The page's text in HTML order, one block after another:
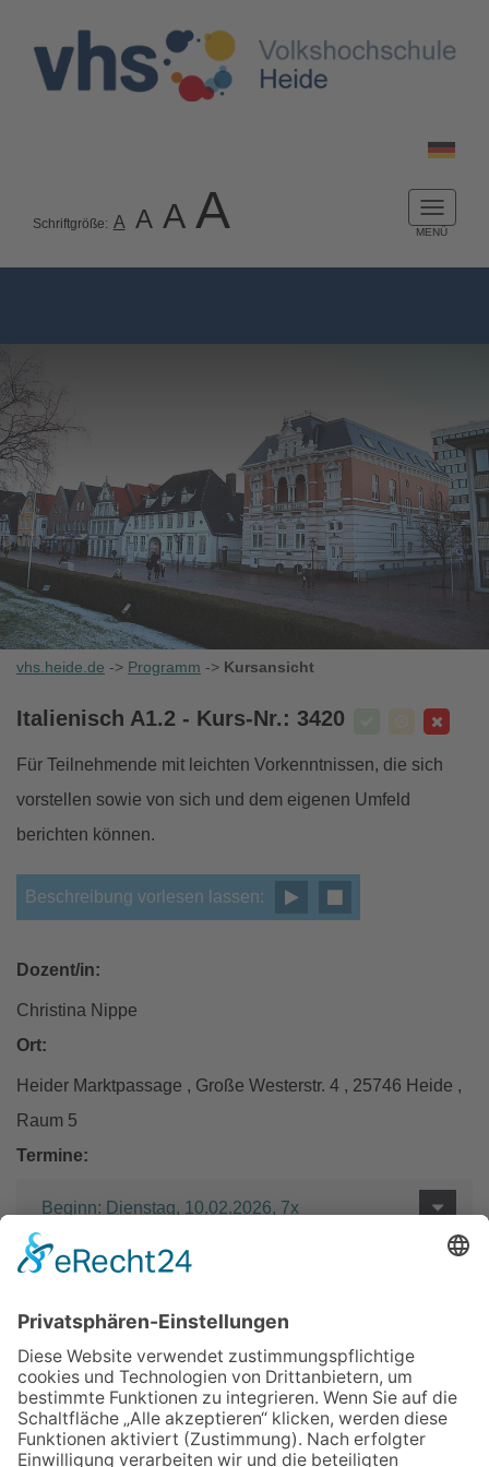
Schriftgröße: A A A A
vhs.heide.de -> Programm -> Kursansicht
Italienisch A1.2 - Kurs-Nr.: 3420
Für Teilnehmende mit leichten Vorkenntnissen, die sich
vorstellen sowie von sich und dem eigenen Umfeld
berichten können.
Beschreibung vorlesen lassen:
Dozent/in:
Christina Nippe
Ort:
Heider Marktpassage , Große Westerstr. 4 , 25746 Heide ,
Raum 5
Termine:
Beginn: Dienstag, 10.02.2026, 7x
Zurück